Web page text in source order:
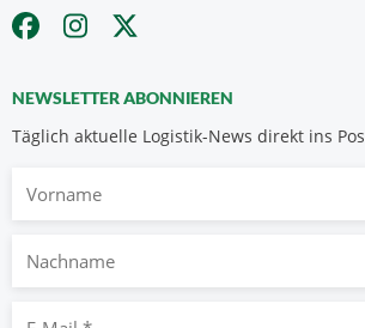
NEWSLETTER ABONNIEREN
Täglich aktuelle Logistik-News direkt ins
Nachname